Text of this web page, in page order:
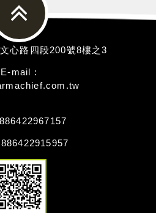
心路四段200號8樓之3
E-mail :